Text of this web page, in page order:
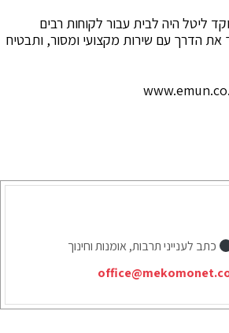
ליטל היה לבית עבור לקוחות רבים
הדרך עם שירות מקצועי ומסור, ותבטיח
כתב לענייני תרבות, אומנות וחינוך